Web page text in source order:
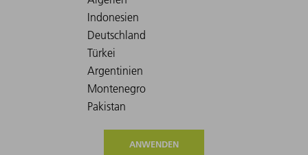
ANWENDEN